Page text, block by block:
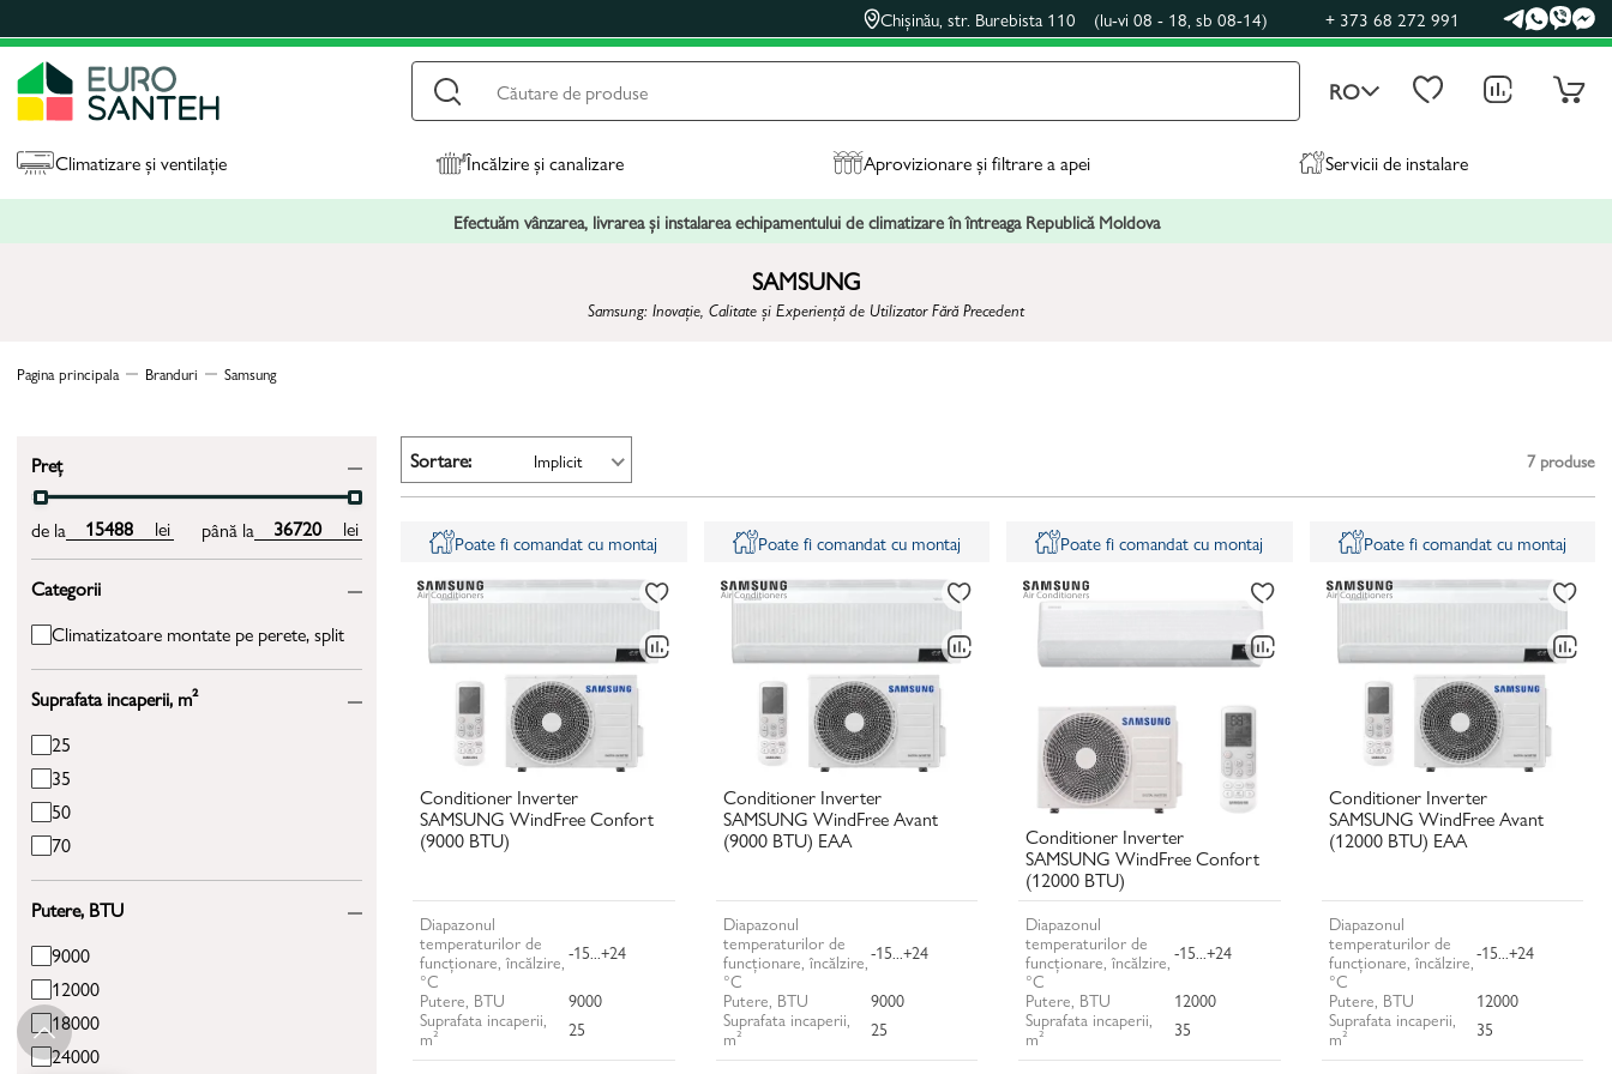
Chișinău, str. Burebista 110 (lu-vi 08 - 18, sb 08-14) + 373 68 272 991
RO
Climatizare și ventilație Încălzire și canalizare Aprovizionare și filtrare a apei Servicii de instalare
Efectuăm vânzarea, livrarea și instalarea echipamentului de climatizare în întreaga Republică Moldova
SAMSUNG
Samsung: Inovație, Calitate și Experiență de Utilizator Fără Precedent
Pagina principala Branduri Samsung
Preț
de la lei până la lei
Categorii
Climatizatoare montate pe perete, split
Suprafata incaperii, m²
25
35
50
70
Putere, BTU
9000
12000
18000
24000
Sortare: Implicit 7produse
Poate fi comandat cu montaj
Conditioner Inverter
SAMSUNG WindFree Confort
(9000 BTU)
Diapazonul
temperaturilor de
funcționare, încălzire,
°C
-15...+24
Putere, BTU
9000
Suprafata incaperii,
m²
25
Poate fi comandat cu montaj
Conditioner Inverter
SAMSUNG WindFree Avant
(9000 BTU) EAA
Diapazonul
temperaturilor de
funcționare, încălzire,
°C
-15...+24
Putere, BTU
9000
Suprafata incaperii,
m²
25
Poate fi comandat cu montaj
Conditioner Inverter
SAMSUNG WindFree Confort
(12000 BTU)
Diapazonul
temperaturilor de
funcționare, încălzire,
°C
-15...+24
Putere, BTU
12000
Suprafata incaperii,
m²
35
Poate fi comandat cu montaj
Conditioner Inverter
SAMSUNG WindFree Avant
(12000 BTU) EAA
Diapazonul
temperaturilor de
funcționare, încălzire,
°C
-15...+24
Putere, BTU
12000
Suprafata incaperii,
m²
35